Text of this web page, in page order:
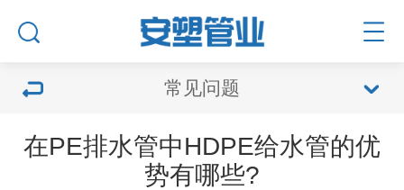
常见问题
在PE排水管中HDPE给水管的优
势有哪些?